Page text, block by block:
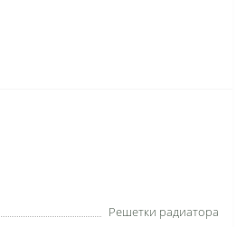
Решетки радиатора